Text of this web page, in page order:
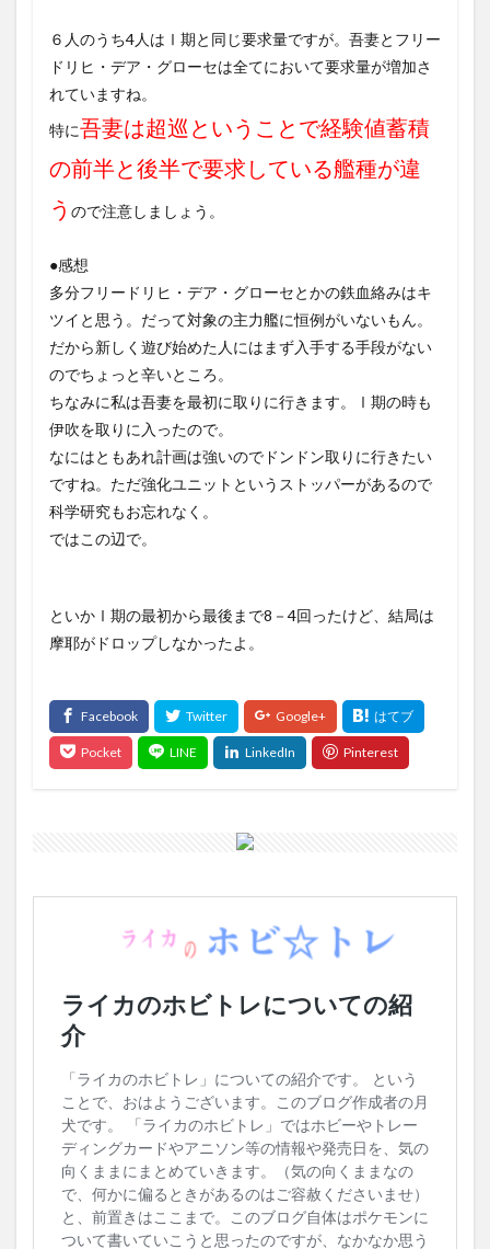
６人のうち4人はⅠ期と同じ要求量ですが。吾妻とフリー
ドリヒ・デア・グローセは全てにおいて要求量が増加さ
れていますね。
特に吾妻は超巡ということで経験値蓄積
の前半と後半で要求している艦種が違
う ので注意しましょう。
●感想
多分フリードリヒ・デア・グローセとかの鉄血絡みはキ
ツイと思う。だって対象の主力艦に恒例がいないもん。
だから新しく遊び始めた人にはまず入手する手段がない
のでちょっと辛いところ。
ちなみに私は吾妻を最初に取りに行きます。Ⅰ期の時も
伊吹を取りに入ったので。
なにはともあれ計画は強いのでドンドン取りに行きたい
ですね。ただ強化ユニットというストッパーがあるので
科学研究もお忘れなく。
ではこの辺で。
といかⅠ期の最初から最後まで8－4回ったけど、結局は
摩耶がドロップしなかったよ。